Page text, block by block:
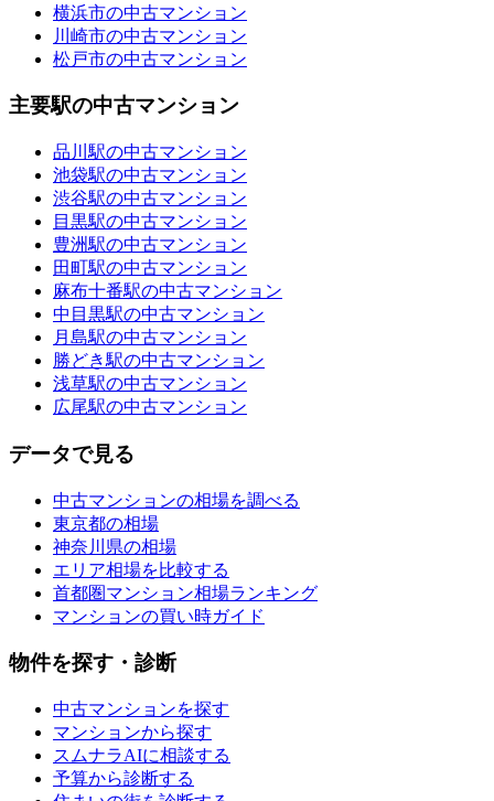
横浜市の中古マンション
川崎市の中古マンション
松戸市の中古マンション
主要駅の中古マンション
品川駅の中古マンション
池袋駅の中古マンション
渋谷駅の中古マンション
目黒駅の中古マンション
豊洲駅の中古マンション
田町駅の中古マンション
麻布十番駅の中古マンション
中目黒駅の中古マンション
月島駅の中古マンション
勝どき駅の中古マンション
浅草駅の中古マンション
広尾駅の中古マンション
データで見る
中古マンションの相場を調べる
東京都の相場
神奈川県の相場
エリア相場を比較する
首都圏マンション相場ランキング
マンションの買い時ガイド
物件を探す・診断
中古マンションを探す
マンションから探す
スムナラAIに相談する
予算から診断する